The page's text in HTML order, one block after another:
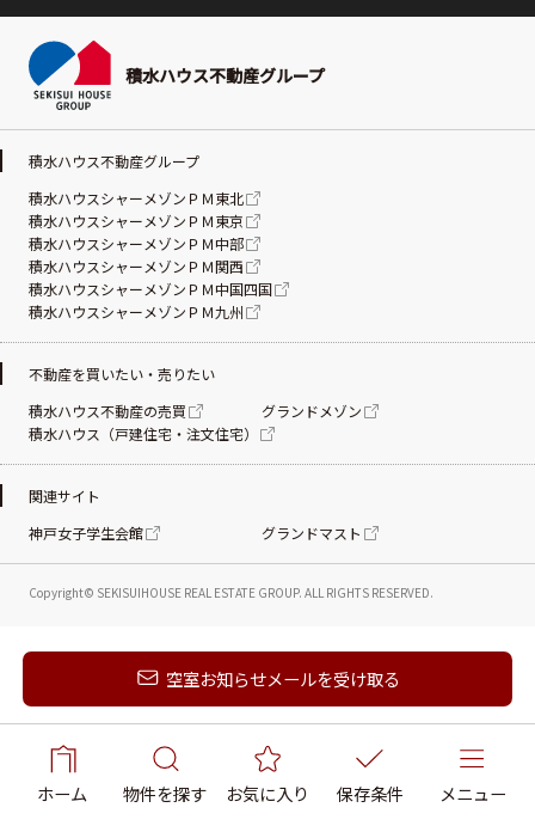
新着メールを受け取る
ホーム 物件を探す お気に入り 保存条件 メニュー
空室お知らせメールを受け取る
積水ハウス不動産グループ
Copyright© SEKISUIHOUSE REAL ESTATE GROUP. ALL RIGHTS RESERVED.
積水ハウス不動産グループ
積水ハウスシャーメゾンＰＭ東北
積水ハウスシャーメゾンＰＭ東京
積水ハウスシャーメゾンＰＭ中部
積水ハウスシャーメゾンＰＭ関西
積水ハウスシャーメゾンＰＭ中国四国
積水ハウスシャーメゾンＰＭ九州
不動産を買いたい・売りたい
積水ハウス不動産の売買
グランドメゾン
積水ハウス（戸建住宅・注文住宅）
関連サイト
神戸女子学生会館
グランドマスト